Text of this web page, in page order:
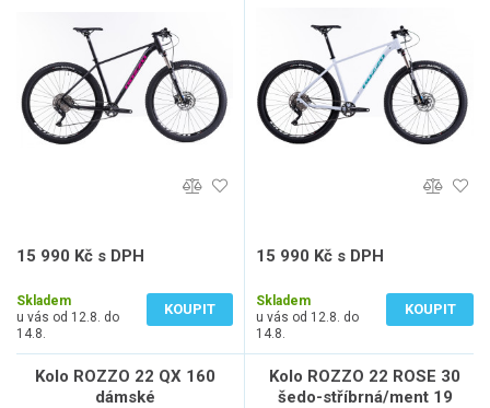
15 990 Kč s DPH
Skladem
u vás od 12.8. do
14.8.
KOUPIT
15 990 Kč s DPH
Skladem
u vás od 12.8. do
14.8.
KOUPIT
Kolo ROZZO 22 QX 160
dámské
Kolo ROZZO 22 ROSE 30
šedo-stříbrná/ment 19